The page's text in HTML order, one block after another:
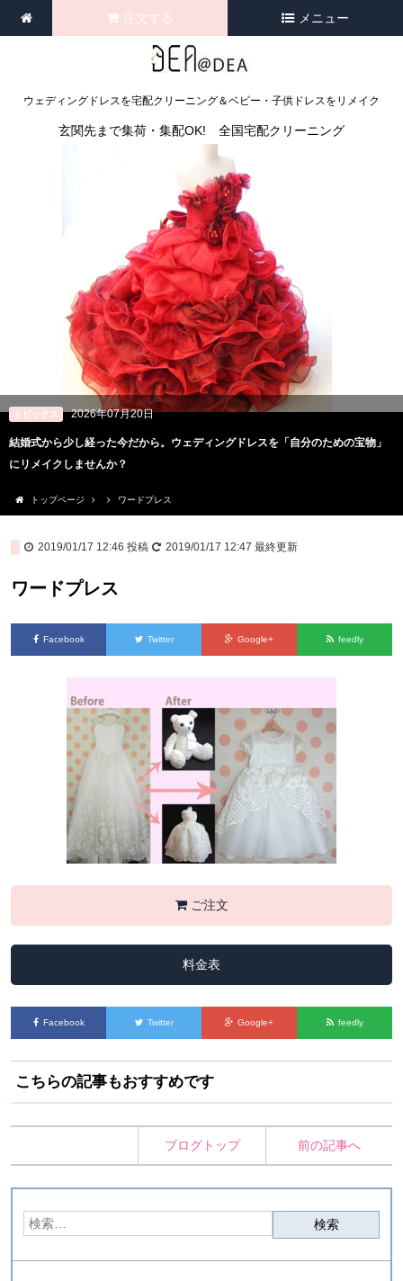
ウェディングドレスを宅配クリーニング＆ベビー・子供ドレスをリメイク
注文する メニュー
玄関先まで集荷・集配OK! 全国宅配クリーニング
トピックス 2026年07月20日
結婚式から少し経った今だから。ウェディングドレスを「自分のための宝物」
にリメイクしませんか？
トップページ ワードプレス
2019/01/17 12:46 投稿 2019/01/17 12:47 最終更新
ワードプレス
Facebook Twitter Google+ feedly
ご注文
料金表
Facebook Twitter Google+ feedly
こちらの記事もおすすめです
ブログトップ 前の記事へ